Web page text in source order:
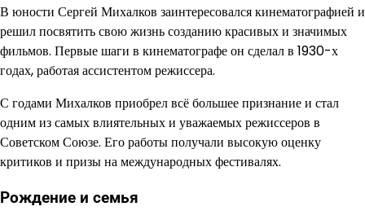
В юности Сергей Михалков заинтересовался кинематографией и
решил посвятить свою жизнь созданию красивых и значимых
фильмов. Первые шаги в кинематографе он сделал в 1930-х
годах, работая ассистентом режиссера.
С годами Михалков приобрел всё большее признание и стал
одним из самых влиятельных и уважаемых режиссеров в
Советском Союзе. Его работы получали высокую оценку
критиков и призы на международных фестивалях.
Рождение и семья